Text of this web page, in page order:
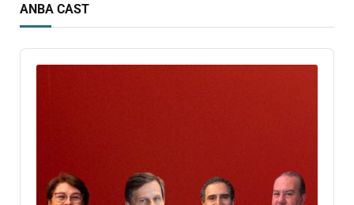
ANBA CAST
Audio
Player